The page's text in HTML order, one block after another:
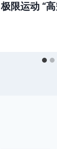
极限运动 “